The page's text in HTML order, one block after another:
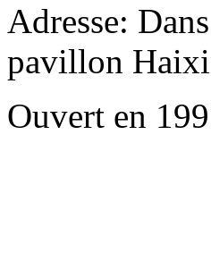
Adresse:
pavillon
Ouvert en